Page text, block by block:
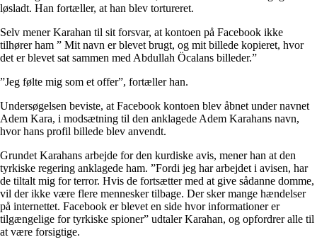
løsladt. Han fortæller, at han blev tortureret.
Selv mener Karahan til sit forsvar, at kontoen på Facebook ikke
tilhører ham ” Mit navn er blevet brugt, og mit billede kopieret, hvor
det er blevet sat sammen med Abdullah Öcalans billeder.”
”Jeg følte mig som et offer”, fortæller han.
Undersøgelsen beviste, at Facebook kontoen blev åbnet under navnet
Adem Kara, i modsætning til den anklagede Adem Karahans navn,
hvor hans profil billede blev anvendt.
Grundet Karahans arbejde for den kurdiske avis, mener han at den
tyrkiske regering anklagede ham. ”Fordi jeg har arbejdet i avisen, har
de tiltalt mig for terror. Hvis de fortsætter med at give sådanne domme,
vil der ikke være flere mennesker tilbage. Der sker mange hændelser
på internettet. Facebook er blevet en side hvor informationer er
tilgængelige for tyrkiske spioner” udtaler Karahan, og opfordrer alle til
at være forsigtige.